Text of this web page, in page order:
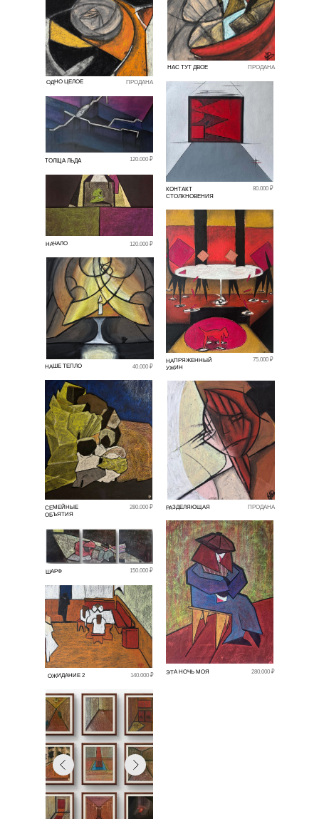
ПРОДАНА
КОНТАКТ
СТОЛКНОВЕНИЯ
80.000 ₽
ОДНО ЦЕЛОЕ
НАПРЯЖЕННЫЙ
УЖИН
75.000 ₽
ЭТА НОЧЬ МОЯ
280.000 ₽
НАЧАЛО 120.000 ₽
РАЗДЕЛЯЮЩАЯ ПРОДАНА
ОЖИДАНИЕ 2 140.000 ₽
НАШЕ ТЕПЛО 40.000 ₽
НАС ТУТ ДВОЕ ПРОДАНА
ТОЛЩА ЛЬДА 120.000 ₽
СЕМЕЙНЫЕ
ОБЪЯТИЯ
280.000 ₽
ШАРФ 150.000 ₽